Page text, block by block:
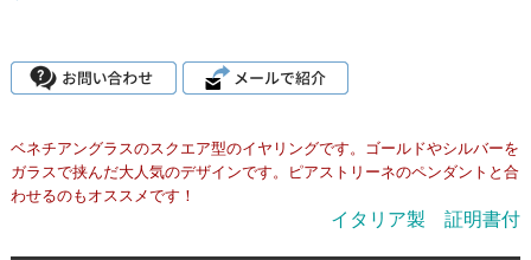
ベネチアングラスのスクエア型のイヤリングです。ゴールドやシルバーを
ガラスで挟んだ大人気のデザインです。ピアストリーネのペンダントと合
わせるのもオススメです！
イタリア製 証明書付